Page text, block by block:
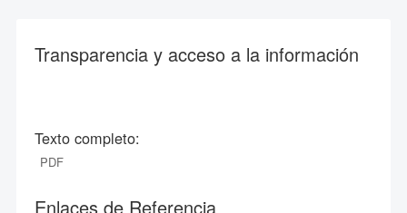
Transparencia y acceso a la información
Texto completo:
PDF
Enlaces de Referencia